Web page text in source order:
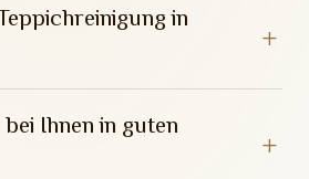
in
Ihnen in guten